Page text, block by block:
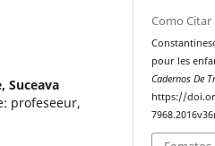
Suceava
profeseeur,
Como Citar
pour les
Cadernos De
https://